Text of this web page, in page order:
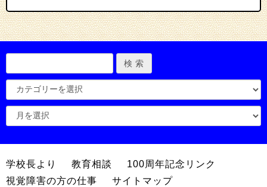
学校長より 教育相談
100周年記念リンク
視覚障害の方の仕事
サイトマップ